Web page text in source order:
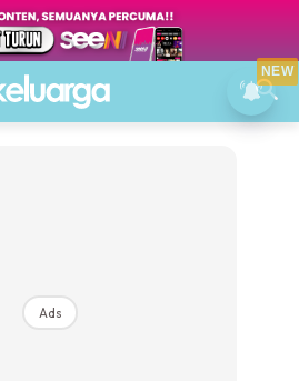
Ads
NEW